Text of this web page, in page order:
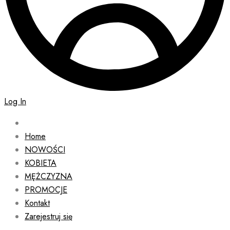
Log In
Home
NOWOŚCI
KOBIETA
MĘŻCZYZNA
PROMOCJE
Kontakt
Zarejestruj się